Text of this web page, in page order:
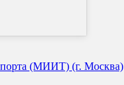
(МИИТ) (г. Москва)